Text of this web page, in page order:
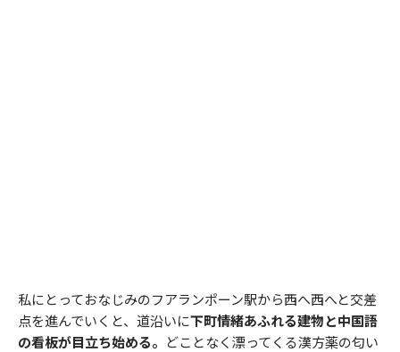
私にとっておなじみのフアランポーン駅から西へ西へと交差
点を進んでいくと、道沿いに下町情緒あふれる建物と中国語
の看板が目立ち始める。 どことなく漂ってくる漢方薬の匂い